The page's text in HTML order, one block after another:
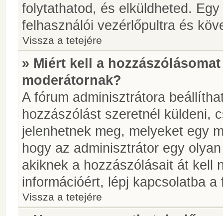
folytathatod, és elküldheted.
felhasználói vezérlőpultra és
Vissza a tetejére
» Miért kell a
moderátornak?
A fórum adminisztrátora
hozzászólást szeretnél küldeni,
jelenhetnek meg, melyeket egy
hogy az adminisztrátor egy
akiknek a hozzászólásait át kell
információért, lépj kapcsolatba
Vissza a tetejére